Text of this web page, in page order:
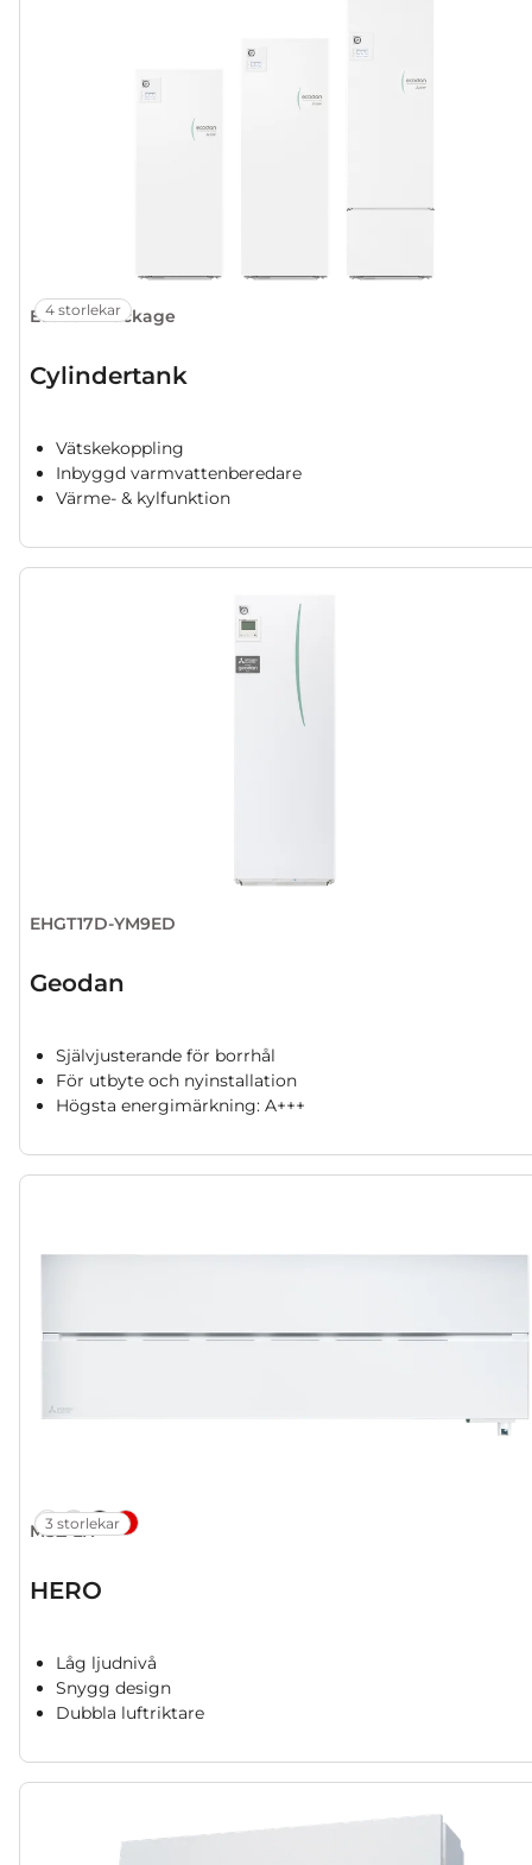
4 storlekar
Ecodan Package
Cylindertank
Vätskekoppling
Inbyggd varmvattenberedare
Värme- & kylfunktion
EHGT17D-YM9ED
Geodan
Självjusterande för borrhål
För utbyte och nyinstallation
Högsta energimärkning: A+++
3 storlekar
MSZ-LN
HERO
Låg ljudnivå
Snygg design
Dubbla luftriktare